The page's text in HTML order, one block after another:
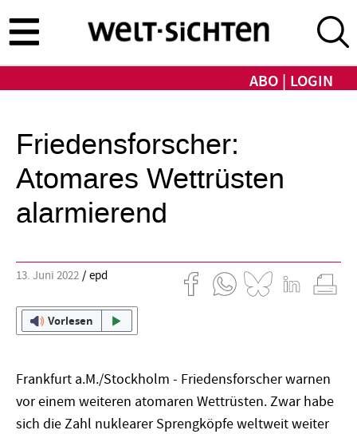
zum
Inhalt
ABO LOGIN
Friedensforscher:
Atomares Wettrüsten
alarmierend
13. Juni 2022 epd
Vorlesen
Frankfurt a.M./Stockholm - Friedensforscher warnen
vor einem weiteren atomaren Wettrüsten. Zwar habe
sich die Zahl nuklearer Sprengköpfe weltweit weiter